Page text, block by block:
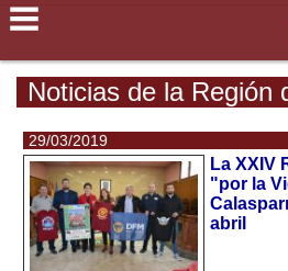
Noticias de la Región
29/03/2019
La XXIV
"por la
abril